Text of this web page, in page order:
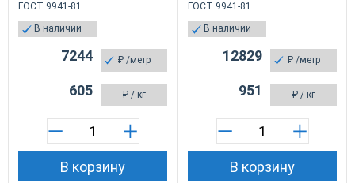
ГОСТ 9941-81
В наличии
₽/метр
7244
₽ / кг
605
В корзину
ГОСТ 9941-81
В наличии
₽/метр
12829
₽ / кг
951
В корзину